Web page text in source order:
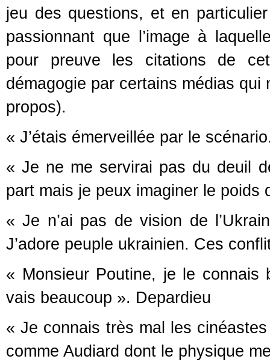
jeu des questions, et en
passionnant que l’image à
pour preuve les citations de
démagogie par certains médias qui
propos).
« J’étais émerveillée par le
« Je ne me servirai pas du deuil
part mais je peux imaginer le poids
« Je n’ai pas de vision de
J’adore peuple ukrainien. Ces
« Monsieur Poutine, je le connais
vais beaucoup ». Depardieu
« Je connais très mal les
comme Audiard dont le physique